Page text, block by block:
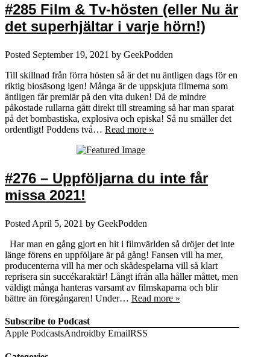
#285 Film & Tv-hösten (eller Nu är
det superhjältar i varje hörn!)
Posted September 19, 2021 by GeekPodden
Till skillnad från förra hösten så är det nu äntligen dags för en
riktig biosäsong igen! Många är de uppskjuta filmerna som
äntligen får premiär på den vita duken! Då de mindre
påkostade rullarna gått direkt till streaming så har man sparat
på det bombastiska, explosiva och episka! Så nu smäller det
ordentligt! Poddens två… Read more »
#276 – Uppföljarna du inte får
missa 2021!
Posted April 5, 2021 by GeekPodden
Har man en gång gjort en hit i filmvärlden så dröjer det inte
länge förens en uppföljare är på gång! Fansen vill ha mer,
producenterna vill ha mer och skådespelarna vill så klart
reprisera sin succékaraktär! Långt ifrån alla håller måttet, men
väldigt många hanteras varsamt av filmskaparna och blir
bättre än föregångaren! Under… Read more »
Subscribe to Podcast
Apple PodcastsAndroidby EmailRSS